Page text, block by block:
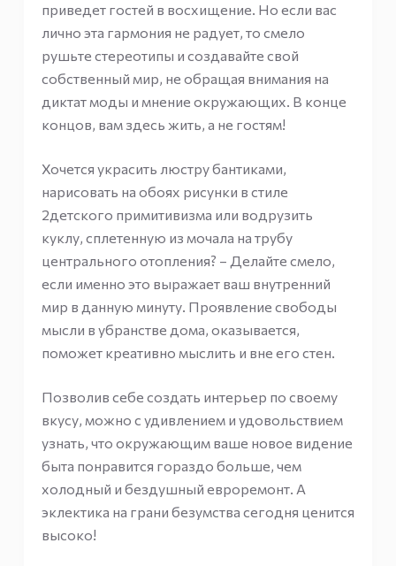
приведет гостей в восхищение. Но если вас
лично эта гармония не радует, то смело
рушьте стереотипы и создавайте свой
собственный мир, не обращая внимания на
диктат моды и мнение окружающих. В конце
концов, вам здесь жить, а не гостям!
Хочется украсить люстру бантиками,
нарисовать на обоях рисунки в стиле
2детского примитивизма или водрузить
куклу, сплетенную из мочала на трубу
центрального отопления? – Делайте смело,
если именно это выражает ваш внутренний
мир в данную минуту. Проявление свободы
мысли в убранстве дома, оказывается,
поможет креативно мыслить и вне его стен.
Позволив себе создать интерьер по своему
вкусу, можно с удивлением и удовольствием
узнать, что окружающим ваше новое видение
быта понравится гораздо больше, чем
холодный и бездушный евроремонт. А
эклектика на грани безумства сегодня ценится
высоко!